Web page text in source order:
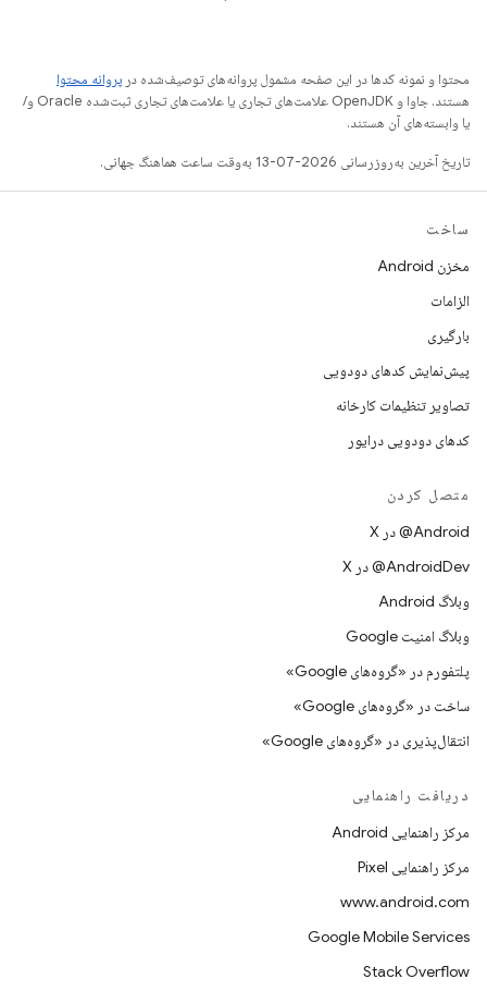
محتوا و نمونه کدها در این صفحه مشمول پروانه‌های توصیف‌شده در پروانه محتوا
هستند. جاوا و OpenJDK علامت‌های تجاری یا علامت‌های تجاری ثبت‌شده Oracle و/
یا وابسته‌های آن هستند.
تاریخ آخرین به‌روزرسانی 2026-07-13 به‌وقت ساعت هماهنگ جهانی.
ساخت
مخزن Android
الزامات
بارگیری
پیش‌نمایش کدهای دودویی
تصاویر تنظیمات کارخانه
کدهای دودویی درایور
متصل کردن
‫‎@Android در X
‫‎@AndroidDev در X
وبلاگ Android
وبلاگ امنیت Google
پلتفورم در «گروه‌های Google»
ساخت در «گروه‌های Google»
انتقال‌پذیری در «گروه‌های Google»
دریافت راهنمایی
مرکز راهنمایی Android
مرکز راهنمایی Pixel
www.android.com
Google Mobile Services
Stack Overflow